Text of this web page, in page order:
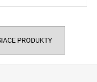
PRODUKTY